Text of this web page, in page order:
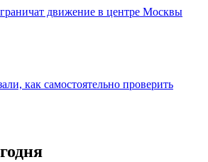
движение в центре Москвы
как самостоятельно проверить